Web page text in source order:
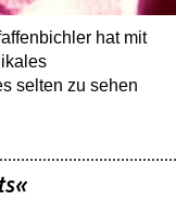
hat mit
selten zu sehen